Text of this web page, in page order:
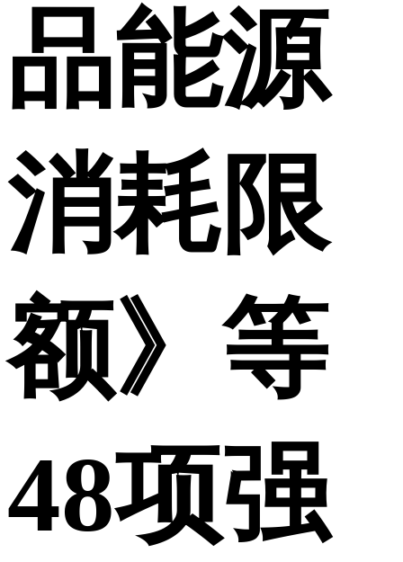
品能源
消耗限
额》等
48项强